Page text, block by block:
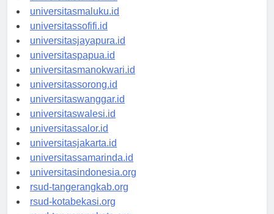
universitasambon.id
universitasmaluku.id
universitassofifi.id
universitasjayapura.id
universitaspapua.id
universitasmanokwari.id
universitassorong.id
universitaswanggar.id
universitaswalesi.id
universitassalor.id
universitasjakarta.id
universitassamarinda.id
universitasindonesia.org
rsud-tangerangkab.org